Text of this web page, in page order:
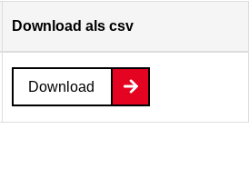
Download als csv
Download